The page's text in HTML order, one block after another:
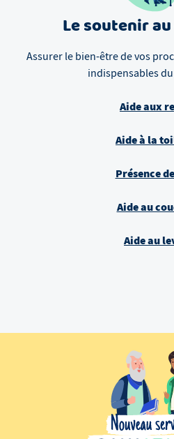
Le soutenir
Assurer le bien-être de vos
indispensables
Aide aux
Aide à la
Présence
Aide au
Aide au